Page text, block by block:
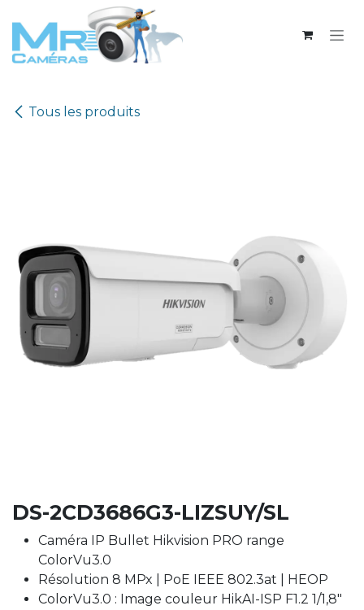
Se rendre au contenu
Tous les produits
DS-2CD3686G3-LIZSUY/SL
Caméra IP Bullet Hikvision PRO range
ColorVu3.0
Résolution 8 MPx | PoE IEEE 802.3at | HEOP
ColorVu3.0 : Image couleur HikAI-ISP F1.2 1/1,8"